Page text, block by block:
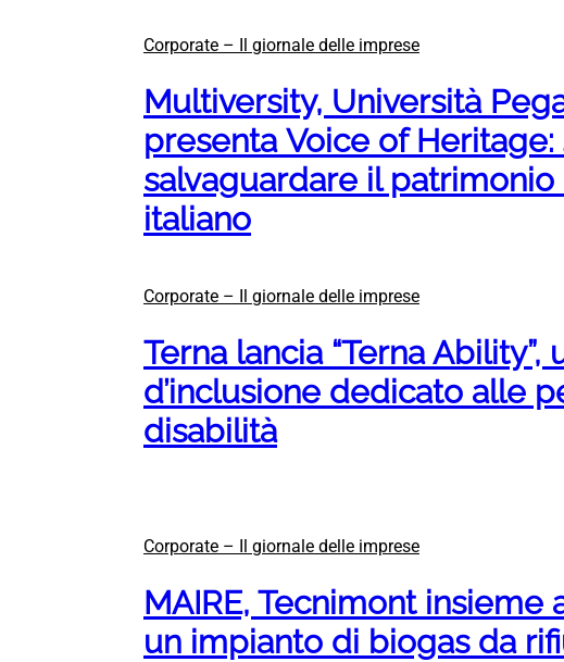
Corporate – Il giornale delle imprese
Multiversity, Università
presenta Voice of
salvaguardare il
italiano
Corporate – Il giornale delle imprese
Terna lancia “Terna
d’inclusione dedicato alle
disabilità
Corporate – Il giornale delle imprese
MAIRE, Tecnimont insieme
un impianto di biogas da